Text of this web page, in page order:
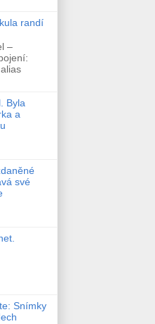
randí
–
Byla
a
své
Snímky